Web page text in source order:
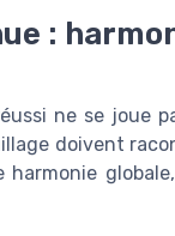
:
ne se joue
doivent